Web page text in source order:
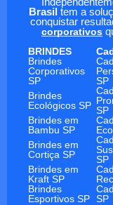
Brasil tem a
conquistar
corporativos
BRINDES
Brindes
Corporativos
SP
SP
Brindes
Ecológicos SP SP
Brindes em
Bambu SP
Brindes em
Cortiça SP
SP
Brindes em
Kraft SP
Brindes
Esportivos SP SP